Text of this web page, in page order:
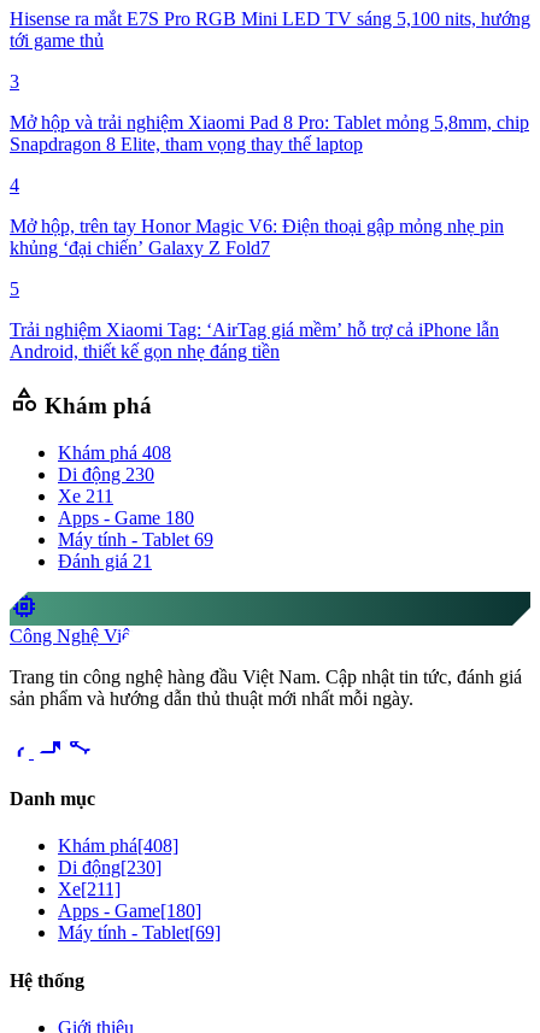
Hisense ra mắt E7S Pro RGB Mini LED TV sáng 5,100 nits, hướng
tới game thủ
3
Mở hộp và trải nghiệm Xiaomi Pad 8 Pro: Tablet mỏng 5,8mm, chip
Snapdragon 8 Elite, tham vọng thay thế laptop
4
Mở hộp, trên tay Honor Magic V6: Điện thoại gập mỏng nhẹ pin
khủng ‘đại chiến’ Galaxy Z Fold7
5
Trải nghiệm Xiaomi Tag: ‘AirTag giá mềm’ hỗ trợ cả iPhone lẫn
Android, thiết kế gọn nhẹ đáng tiền
category Khám phá
Khám phá 408
Di động 230
Xe 211
Apps - Game 180
Máy tính - Tablet 69
Đánh giá 21
memory
Công Nghệ Việt
Trang tin công nghệ hàng đầu Việt Nam. Cập nhật tin tức, đánh giá
sản phẩm và hướng dẫn thủ thuật mới nhất mỗi ngày.
videocam share
Danh mục
Khám phá[408]
Di động[230]
Xe[211]
Apps - Game[180]
Máy tính - Tablet[69]
Hệ thống
Giới thiệu